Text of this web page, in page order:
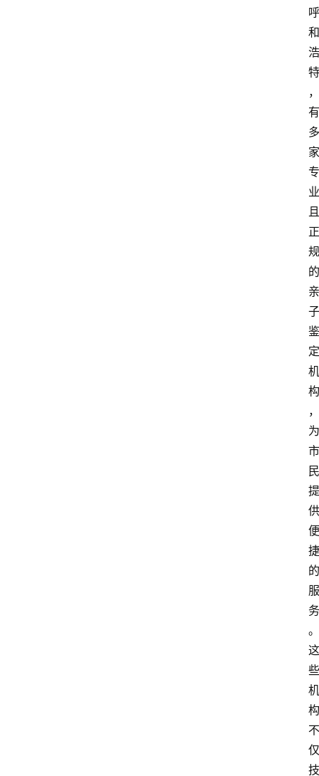
呼
和
浩
特
，
有
多
家
专
业
且
正
规
的
亲
子
鉴
定
机
构
，
为
市
民
提
供
便
捷
的
服
务
。
这
些
机
构
不
仅
技